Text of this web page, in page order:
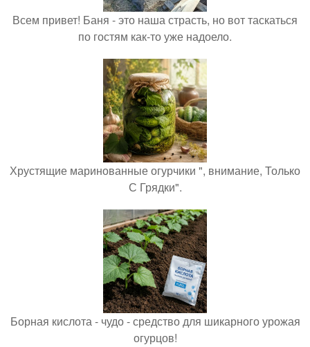
Всем привет! Баня - это наша страсть, но вот таскаться
по гостям как-то уже надоело.
Хрустящие маринованные огурчики ", внимание, Только
С Грядки".
Борная кислота - чудо - средство для шикарного урожая
огурцов!